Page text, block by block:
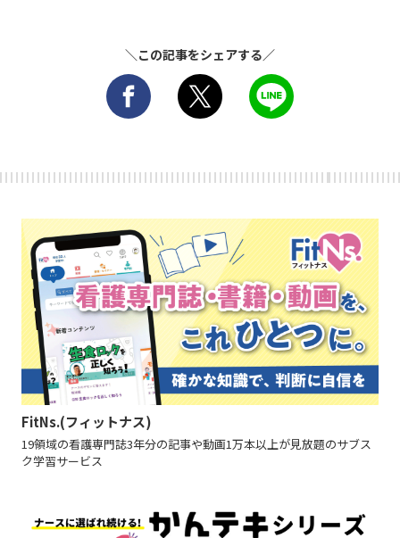
＼この記事をシェアする／
FitNs.(フィットナス)
19領域の看護専門誌3年分の記事や動画1万本以上が見放題のサブス
ク学習サービス